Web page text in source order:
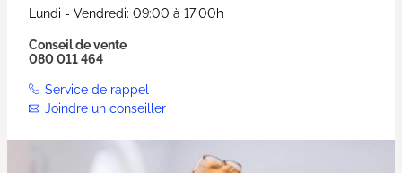
Lundi - Vendredi: 09:00 à 17:00h
Conseil de vente
080 011 464
Service de rappel
Joindre un conseiller